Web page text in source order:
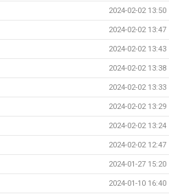
2024-02-02 13:50
2024-02-02 13:47
2024-02-02 13:43
2024-02-02 13:38
2024-02-02 13:33
2024-02-02 13:29
2024-02-02 13:24
2024-02-02 12:47
2024-01-27 15:20
2024-01-10 16:40